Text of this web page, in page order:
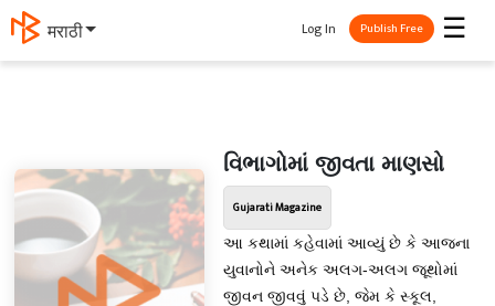
मराठी ☰
Log In Publish Free
વિભાગોમાં જીવતા માણસો
Gujarati Magazine
આ કથામાં કહેવામાં આવ્યું છે કે આજના
યુવાનોને અનેક અલગ-અલગ જૂથોમાં
જીવન જીવવું પડે છે, જેમ કે સ્કૂલ,